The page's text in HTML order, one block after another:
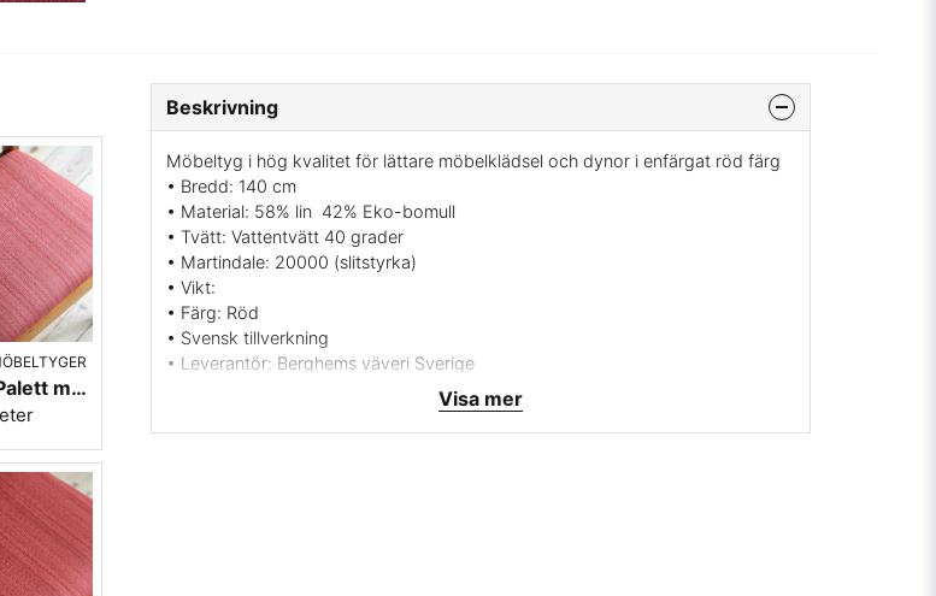
Möbeltyg Palett mörkrosa nr.31 - Carl Malmstens-kvalitet
Beskrivning
Möbeltyg i hög kvalitet för lättare möbelklädsel och dynor i enfärgat röd färg
• Bredd: 140 cm
• Material: 58% lin 42% Eko-bomull
• Tvätt: Vattentvätt 40 grader
• Martindale: 20000 (slitstyrka)
• Vikt:
• Färg: Röd
• Svensk tillverkning
• Leverantör: Berghems väveri Sverige
• Flamsäkerhet SS-EN 1021-1:1994
• Mönsterbild: Tvärgående
Visa mer